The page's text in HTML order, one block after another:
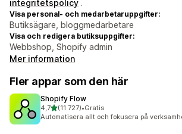
integritetspolicy .
Visa personal- och medarbetaruppgifter:
Butiksägare, bloggmedarbetare
Visa och redigera butiksuppgifter:
Webbshop, Shopify admin
Mer information
Fler appar som den här
Shopify Flow
4,7av 5 stjärnor
(11 727)
11727 recensioner totalt
•Gratis
Automatisera allt och fokusera på